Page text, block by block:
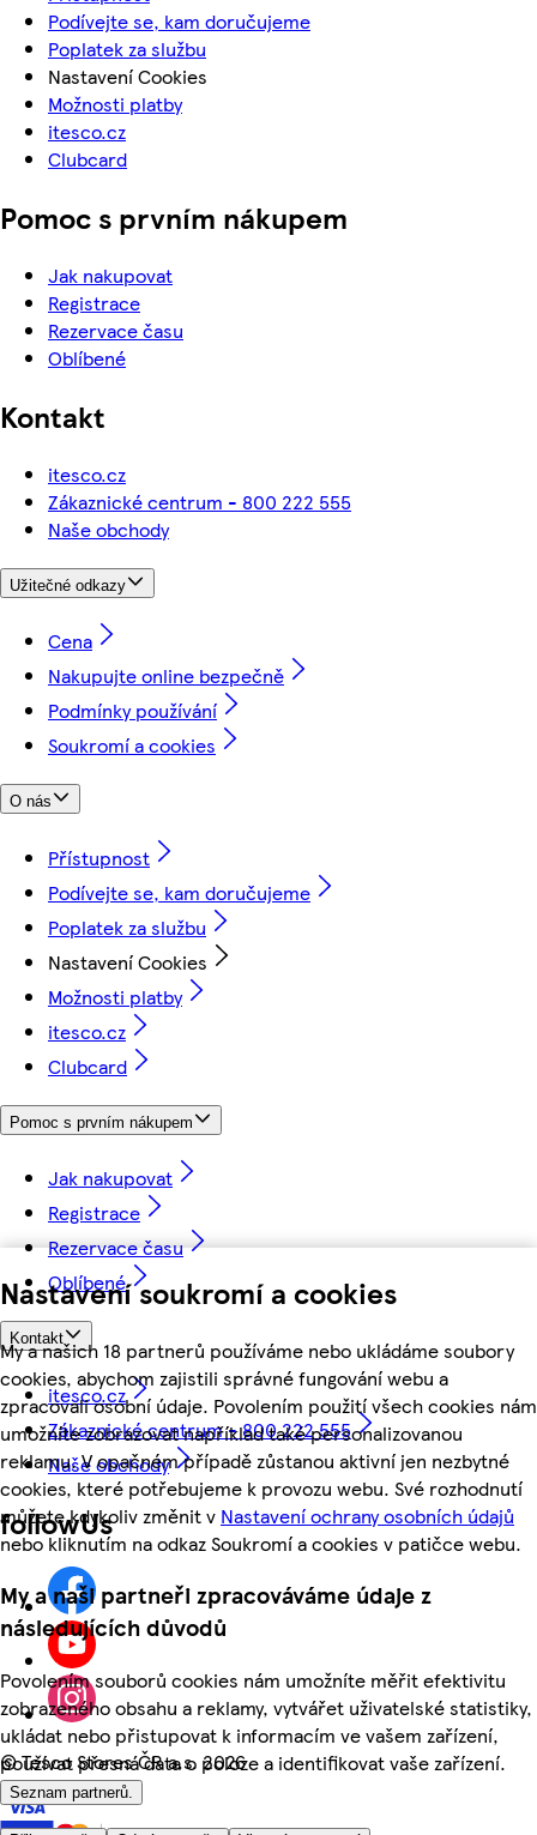
Nastavení soukromí a cookies
My a našich 18 partnerů používáme nebo ukládáme soubory
cookies, abychom zajistili správné fungování webu a
zpracovali osobní údaje. Povolením použití všech cookies nám
umožníte zobrazovat například také personalizovanou
reklamu. V opačném případě zůstanou aktivní jen nezbytné
cookies, které potřebujeme k provozu webu. Své rozhodnutí
můžete kdykoliv změnit v Nastavení ochrany osobních údajů
nebo kliknutím na odkaz Soukromí a cookies v patičce webu.
My a naši partneři zpracováváme údaje z
následujících důvodů
Povolením souborů cookies nám umožníte měřit efektivitu
zobrazeného obsahu a reklamy, vytvářet uživatelské statistiky,
ukládat nebo přistupovat k informacím ve vašem zařízení,
používat přesná data o poloze a identifikovat vaše zařízení.
Seznam partnerů.
Podívejte se, kam doručujeme
Poplatek za službu
Nastavení Cookies
Možnosti platby
itesco.cz
Clubcard
Pomoc s prvním nákupem
Jak nakupovat
Registrace
Rezervace času
Oblíbené
Kontakt
itesco.cz
Zákaznické centrum - 800 222 555
Naše obchody
Užitečné odkazy
Cena
Nakupujte online bezpečně
Podmínky používání
Soukromí a cookies
O nás
Přístupnost
Podívejte se, kam doručujeme
Poplatek za službu
Nastavení Cookies
Možnosti platby
itesco.cz
Clubcard
Pomoc s prvním nákupem
Jak nakupovat
Registrace
Rezervace času
Oblíbené
Kontakt
itesco.cz
Zákaznické centrum - 800 222 555
Naše obchody
followUs
©Tesco Stores ČR a.s. 2026